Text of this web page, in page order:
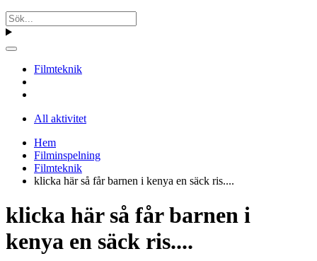
Filmteknik
All aktivitet
Hem
Filminspelning
Filmteknik
klicka här så får barnen i kenya en säck ris....
klicka här så får barnen i
kenya en säck ris....